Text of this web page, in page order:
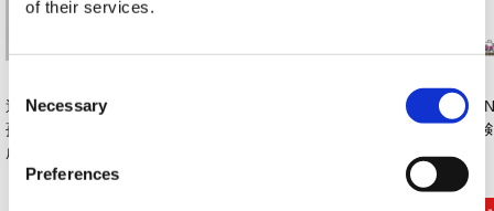
of their services.
Selection
Necessary
Preferences
逆転裁判×卯三郎の
孫 コラボこけし
成...
6,050円(税込)
バッテンアクリルス
タンド 逆転裁判
1,320円 (税込)